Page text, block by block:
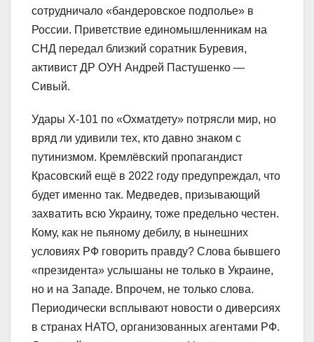
сотрудничало «бандеровское подполье» в
России. Приветствие единомышленникам на
СНД передал близкий соратник Буревия,
активист ДР ОУН Андрей Пастушенко —
Сивый.
Удары Х-101 по «Охматдету» потрясли мир, но
вряд ли удивили тех, кто давно знаком с
путинизмом. Кремлёвский пропагандист
Красовский ещё в 2022 году предупреждал, что
будет именно так. Медведев, призывающий
захватить всю Украину, тоже предельно честен.
Кому, как не пьяному дебилу, в нынешних
условиях РФ говорить правду? Слова бывшего
«президента» услышаны не только в Украине,
но и на Западе. Впрочем, не только слова.
Периодически всплывают новости о диверсиях
в странах НАТО, организованных агентами РФ.